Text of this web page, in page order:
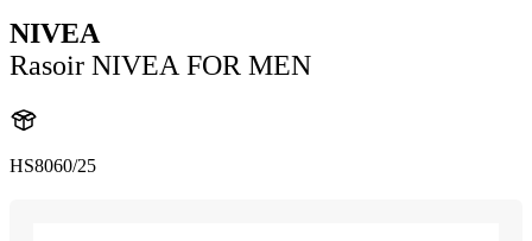
NIVEA
Rasoir NIVEA FOR MEN
HS8060/25